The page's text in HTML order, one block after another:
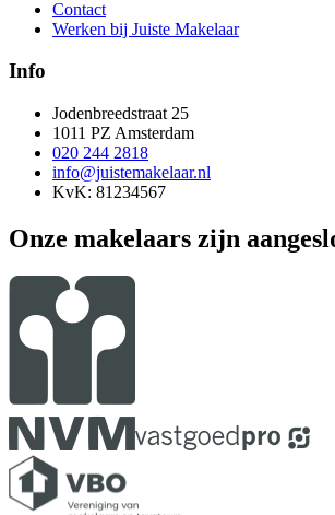
Contact
Werken bij Juiste Makelaar
Info
Jodenbreedstraat 25
1011 PZ Amsterdam
020 244 2818
info@juistemakelaar.nl
KvK: 81234567
Onze makelaars zijn